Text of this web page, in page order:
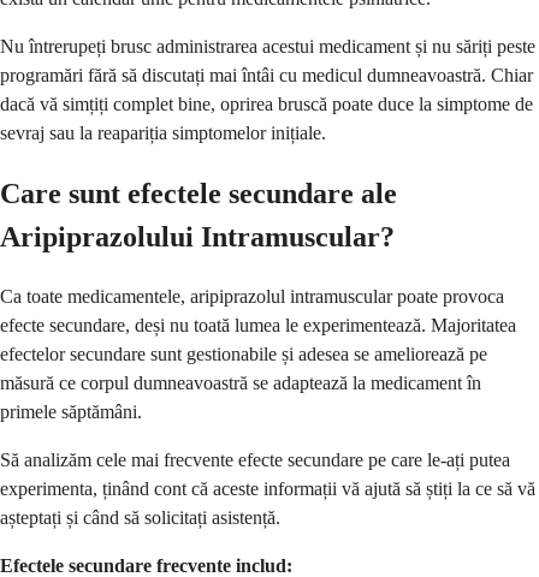
Nu întrerupeți brusc administrarea acestui medicament și nu săriți peste
programări fără să discutați mai întâi cu medicul dumneavoastră. Chiar
dacă vă simțiți complet bine, oprirea bruscă poate duce la simptome de
sevraj sau la reapariția simptomelor inițiale.
Care sunt efectele secundare ale
Aripiprazolului Intramuscular?
Ca toate medicamentele, aripiprazolul intramuscular poate provoca
efecte secundare, deși nu toată lumea le experimentează. Majoritatea
efectelor secundare sunt gestionabile și adesea se ameliorează pe
măsură ce corpul dumneavoastră se adaptează la medicament în
primele săptămâni.
Să analizăm cele mai frecvente efecte secundare pe care le-ați putea
experimenta, ținând cont că aceste informații vă ajută să știți la ce să vă
așteptați și când să solicitați asistență.
Efectele secundare frecvente includ: